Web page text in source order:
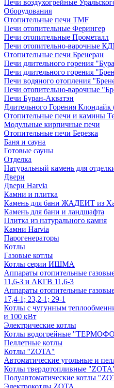
Печи воздухогрейные
Оборудования
Отопительные печи TMF
Печи отопительные Ферингер
Печи отопительные Прометалл
Печи отопительно-варочные
Отопительные печи Бренеран
Печи длительного горения
Печи длительного горения
Печи водяного отопления
Печи отопительно-варочные
Печи Буран-Акватэн
Длительного Горения Клондайк
Отопительные печи и камины
Модульные кирпичные печи
Отопительные печи Березка
Баня и сауна
Готовые сауны
Отделка
Натуральный камень для
Двери
Двери Harvia
Камни и плитка
Камень для бани ЖАДЕИТ из
Камень для бани и ландшафта
Плитка из натурального камня
Камни Harvia
Парогенераторы
Котлы
Газовые котлы
Котлы серии ИШМА
Аппараты отопительные
11,6-3 и АКГВ 11,6-3
Аппараты отопительные
17,4-1; 23,2-1; 29-1
Котлы с чугунным
и 100 кВт
Электрические котлы
Котлы водогрейные
Пеллетные котлы
Котлы "ZOTA"
Автоматические угольные и
Котлы твердотопливные
Полуавтоматические котлы
Электрокотлы ZOTA